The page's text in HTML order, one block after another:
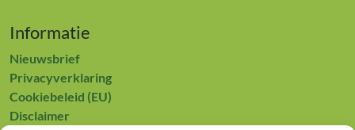
Informatie
Nieuwsbrief
Privacyverklaring
Cookiebeleid (EU)
Disclaimer